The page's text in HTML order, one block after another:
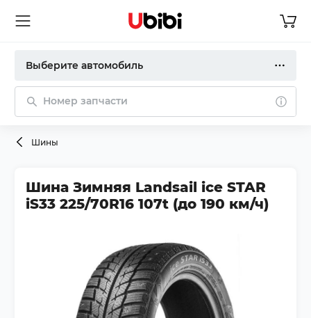
Выберите автомобиль
Номер запчасти
Шины
Шина Зимняя Landsail ice STAR
iS33 225/70R16 107t (до 190 км/ч)